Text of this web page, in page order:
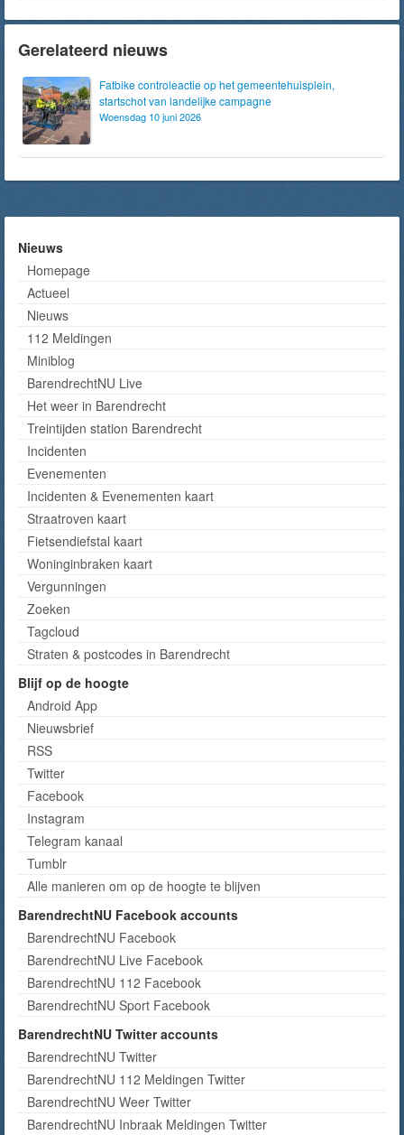
Gerelateerd nieuws
Fatbike controleactie op het gemeentehuisplein,
startschot van landelijke campagne
Woensdag 10 juni 2026
Nieuws
Homepage
Actueel
Nieuws
112 Meldingen
Miniblog
BarendrechtNU Live
Het weer in Barendrecht
Treintijden station Barendrecht
Incidenten
Evenementen
Incidenten & Evenementen kaart
Straatroven kaart
Fietsendiefstal kaart
Woninginbraken kaart
Vergunningen
Zoeken
Tagcloud
Straten & postcodes in Barendrecht
Blijf op de hoogte
Android App
Nieuwsbrief
RSS
Twitter
Facebook
Instagram
Telegram kanaal
Tumblr
Alle manieren om op de hoogte te blijven
BarendrechtNU Facebook accounts
BarendrechtNU Facebook
BarendrechtNU Live Facebook
BarendrechtNU 112 Facebook
BarendrechtNU Sport Facebook
BarendrechtNU Twitter accounts
BarendrechtNU Twitter
BarendrechtNU 112 Meldingen Twitter
BarendrechtNU Weer Twitter
BarendrechtNU Inbraak Meldingen Twitter